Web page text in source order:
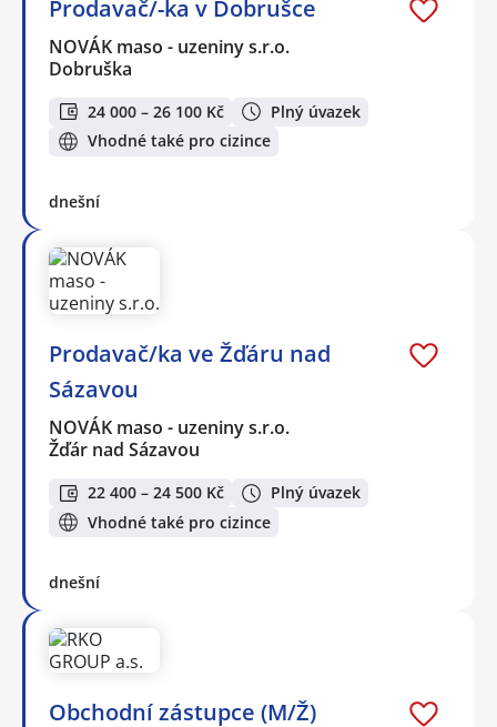
Prodavač/-ka v Dobrušce
NOVÁK maso - uzeniny s.r.o.
Dobruška
24 000 – 26 100 Kč
Plný úvazek
Vhodné také pro cizince
dnešní
Prodavač/ka ve Žďáru nad
Sázavou
NOVÁK maso - uzeniny s.r.o.
Žďár nad Sázavou
22 400 – 24 500 Kč
Plný úvazek
Vhodné také pro cizince
dnešní
Obchodní zástupce (M/Ž)